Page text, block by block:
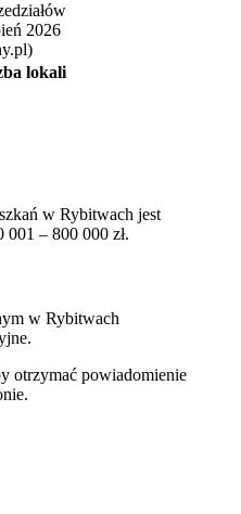
2026
lokali
w Rybitwach jest
001 – 800 000 zł.
w Rybitwach
otrzymać powiadomienie